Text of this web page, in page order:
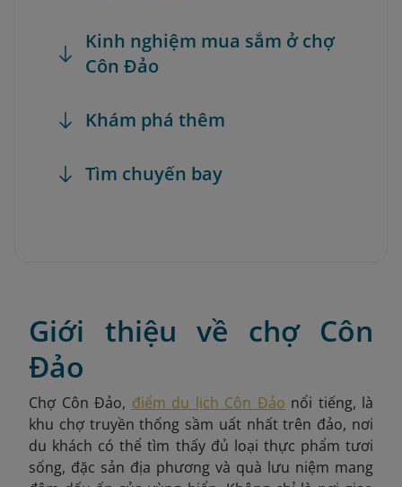
Kinh nghiệm mua sắm ở chợ
Côn Đảo
Khám phá thêm
Tìm chuyến bay
Giới thiệu về chợ Côn
Đảo
Chợ Côn Đảo, điểm du lịch Côn Đảo nổi tiếng, là
khu chợ truyền thống sầm uất nhất trên đảo, nơi
du khách có thể tìm thấy đủ loại thực phẩm tươi
sống, đặc sản địa phương và quà lưu niệm mang